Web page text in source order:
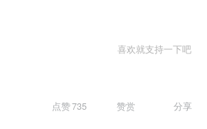
喜欢就支持一下吧
点赞735 赞赏 分享